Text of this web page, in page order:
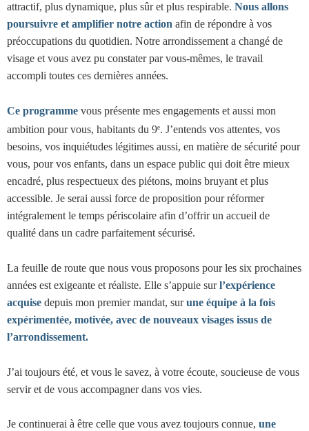
attractif, plus dynamique, plus sûr et plus respirable. Nous allons
poursuivre et amplifier notre action afin de répondre à vos
préoccupations du quotidien. Notre arrondissement a changé de
visage et vous avez pu constater par vous-mêmes, le travail
accompli toutes ces dernières années.
Ce programme vous présente mes engagements et aussi mon
ambition pour vous, habitants du 9e. J’entends vos attentes, vos
besoins, vos inquiétudes légitimes aussi, en matière de sécurité pour
vous, pour vos enfants, dans un espace public qui doit être mieux
encadré, plus respectueux des piétons, moins bruyant et plus
accessible. Je serai aussi force de proposition pour réformer
intégralement le temps périscolaire afin d’offrir un accueil de
qualité dans un cadre parfaitement sécurisé.
La feuille de route que nous vous proposons pour les six prochaines
années est exigeante et réaliste. Elle s’appuie surl’expérience
acquise depuis mon premier mandat, surune équipe à la fois
expérimentée, motivée, avec de nouveaux visages issus de
l’arrondissement.
J’ai toujours été, et vous le savez, à votre écoute, soucieuse de vous
servir et de vous accompagner dans vos vies.
Je continuerai à être celle que vous avez toujours connue, une